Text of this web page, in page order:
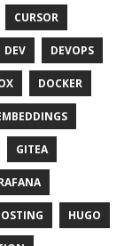
CURSOR
DEV DEVOPS
DOCKER
GITEA
HUGO